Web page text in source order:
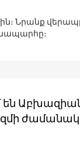
Նրանք
ճանապարհը։
են
ժամանակ